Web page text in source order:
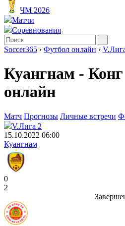
ЧМ 2026
Матчи
Соревнования
Soccer365 › Футбол онлайн ›
Куангнам -
онлайн
Матч Прогнозы Личные встречи
V.Лига 2
15.10.2022 06:00
Куангнам
0
2